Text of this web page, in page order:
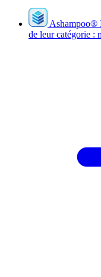
Ashampoo®
de leur catégorie :